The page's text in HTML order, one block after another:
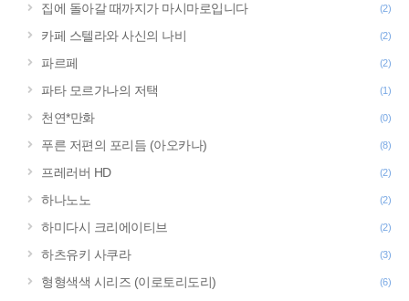
집에 돌아갈 때까지가 마시마로입니다 (2)
카페 스텔라와 사신의 나비 (2)
파르페 (2)
파타 모르가나의 저택 (1)
천연*만화 (0)
푸른 저편의 포리듬 (아오카나) (8)
프레러버 HD (2)
하나노노 (2)
하미다시 크리에이티브 (2)
하츠유키 사쿠라 (3)
형형색색 시리즈 (이로토리도리) (6)